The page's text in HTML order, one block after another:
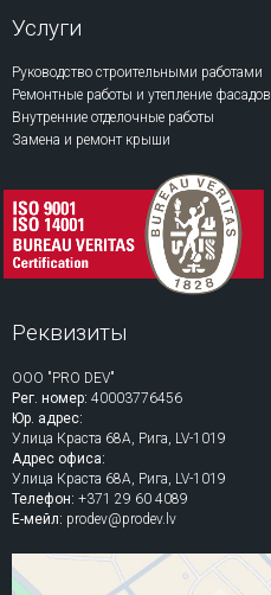
Услуги
Руководство строительными работами
Ремонтные работы и утепление фасадов
Внутренние отделочные работы
Замена и ремонт крыши
Реквизиты
ООО "PRO DEV"
Рег. номер: 40003776456
Юр. адрес:
Улица Краста 68A, Рига, LV-1019
Адрес офиса:
Улица Краста 68A, Рига, LV-1019
Телефон: +371 29 60 4089
Е-мейл: prodev@prodev.lv